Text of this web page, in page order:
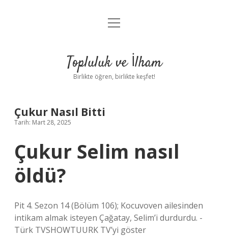
Anasayfa
Yasal Uyarı
menüyü
Topluluk ve İlham
Birlikte öğren, birlikte keşfet!
Çukur Nasıl Bitti
Tarih: Mart 28, 2025
Çukur Selim nasıl
öldü?
Pit 4. Sezon 14 (Bölüm 106); Kocuvoven ailesinden
intikam almak isteyen Çağatay, Selim’i durdurdu. -
Türk TVSHOWTUURK TV’yi göster